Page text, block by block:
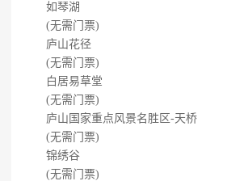
如琴湖
(无需门票)
庐山花径
(无需门票)
白居易草堂
(无需门票)
庐山国家重点风景名胜区-天桥
(无需门票)
锦绣谷
(无需门票)